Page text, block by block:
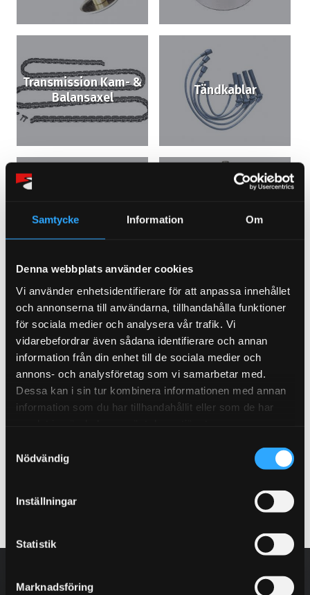
Samtycke Information Om
Denna webbplats använder cookies
Vi använder enhetsidentifierare för att anpassa innehållet
och annonserna till användarna, tillhandahålla funktioner
för sociala medier och analysera vår trafik. Vi
vidarebefordrar även sådana identifierare och annan
information från din enhet till de sociala medier och
annons- och analysföretag som vi samarbetar med.
Dessa kan i sin tur kombinera informationen med annan
information som du har tillhandahållit eller som de har
Nödvändig
Inställningar
Statistik
Marknadsföring
Transmission Kam- &
Balansaxel
Tändkablar
Kassetter
Tändstift
Turbo & Wastegate Vattenpump